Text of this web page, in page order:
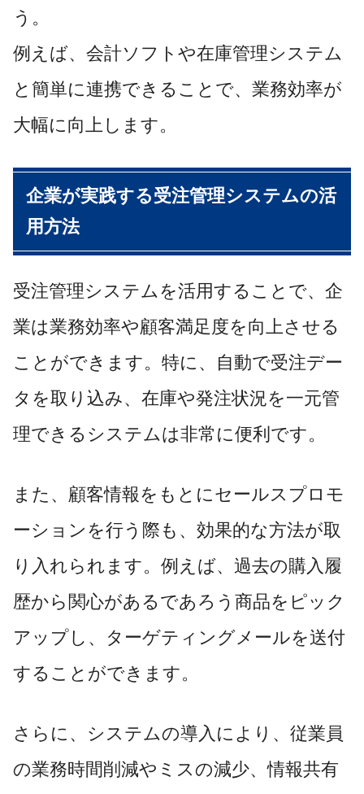
う。
例えば、会計ソフトや在庫管理システム
と簡単に連携できることで、業務効率が
大幅に向上します。
企業が実践する受注管理システムの活
用方法
受注管理システムを活用することで、企
業は業務効率や顧客満足度を向上させる
ことができます。特に、自動で受注デー
タを取り込み、在庫や発注状況を一元管
理できるシステムは非常に便利です。
また、顧客情報をもとにセールスプロモ
ーションを行う際も、効果的な方法が取
り入れられます。例えば、過去の購入履
歴から関心があるであろう商品をピック
アップし、ターゲティングメールを送付
することができます。
さらに、システムの導入により、従業員
の業務時間削減やミスの減少、情報共有